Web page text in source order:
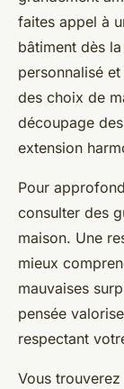
faites appel à
bâtiment dès
personnalisé
des choix de
découpage
extension
Pour
consulter des
maison. Une
mieux
mauvaises
pensée
respectant
Vous